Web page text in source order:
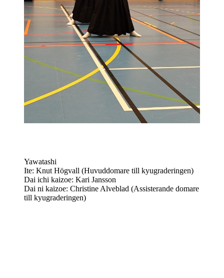
Yawatashi
Ite: Knut Högvall (Huvuddomare till kyugraderingen)
Dai ichi kaizoe: Kari Jansson
Dai ni kaizoe: Christine Alveblad (Assisterande domare
till kyugraderingen)